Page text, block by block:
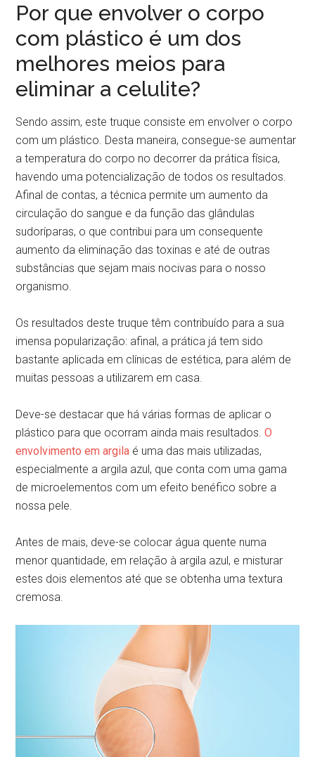
Por que envolver o corpo
com plástico é um dos
melhores meios para
eliminar a celulite?
Sendo assim, este truque consiste em envolver o corpo
com um plástico. Desta maneira, consegue-se aumentar
a temperatura do corpo no decorrer da prática física,
havendo uma potencialização de todos os resultados.
Afinal de contas, a técnica permite um aumento da
circulação do sangue e da função das glândulas
sudoríparas, o que contribui para um consequente
aumento da eliminação das toxinas e até de outras
substâncias que sejam mais nocivas para o nosso
organismo.
Os resultados deste truque têm contribuído para a sua
imensa popularização: afinal, a prática já tem sido
bastante aplicada em clínicas de estética, para além de
muitas pessoas a utilizarem em casa.
Deve-se destacar que há várias formas de aplicar o
plástico para que ocorram ainda mais resultados.O
envolvimento em argila é uma das mais utilizadas,
especialmente a argila azul, que conta com uma gama
de microelementos com um efeito benéfico sobre a
nossa pele.
Antes de mais, deve-se colocar água quente numa
menor quantidade, em relação à argila azul, e misturar
estes dois elementos até que se obtenha uma textura
cremosa.